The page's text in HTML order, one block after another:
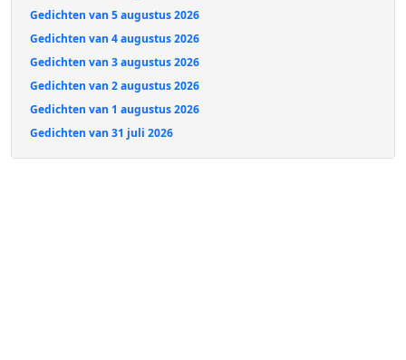
Gedichten van 5 augustus 2026
Gedichten van 4 augustus 2026
Gedichten van 3 augustus 2026
Gedichten van 2 augustus 2026
Gedichten van 1 augustus 2026
Gedichten van 31 juli 2026